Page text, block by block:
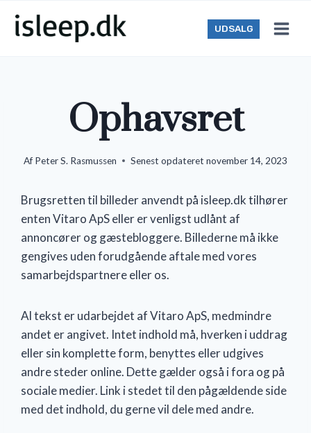
UDSALG
Ophavsret
Af Peter S. Rasmussen Senest opdateret november 14, 2023
Brugsretten til billeder anvendt på isleep.dk tilhører
enten Vitaro ApS eller er venligst udlånt af
annoncører og gæstebloggere. Billederne må ikke
gengives uden forudgående aftale med vores
samarbejdspartnere eller os.
Al tekst er udarbejdet af Vitaro ApS, medmindre
andet er angivet. Intet indhold må, hverken i uddrag
eller sin komplette form, benyttes eller udgives
andre steder online. Dette gælder også i fora og på
sociale medier. Link i stedet til den pågældende side
med det indhold, du gerne vil dele med andre.